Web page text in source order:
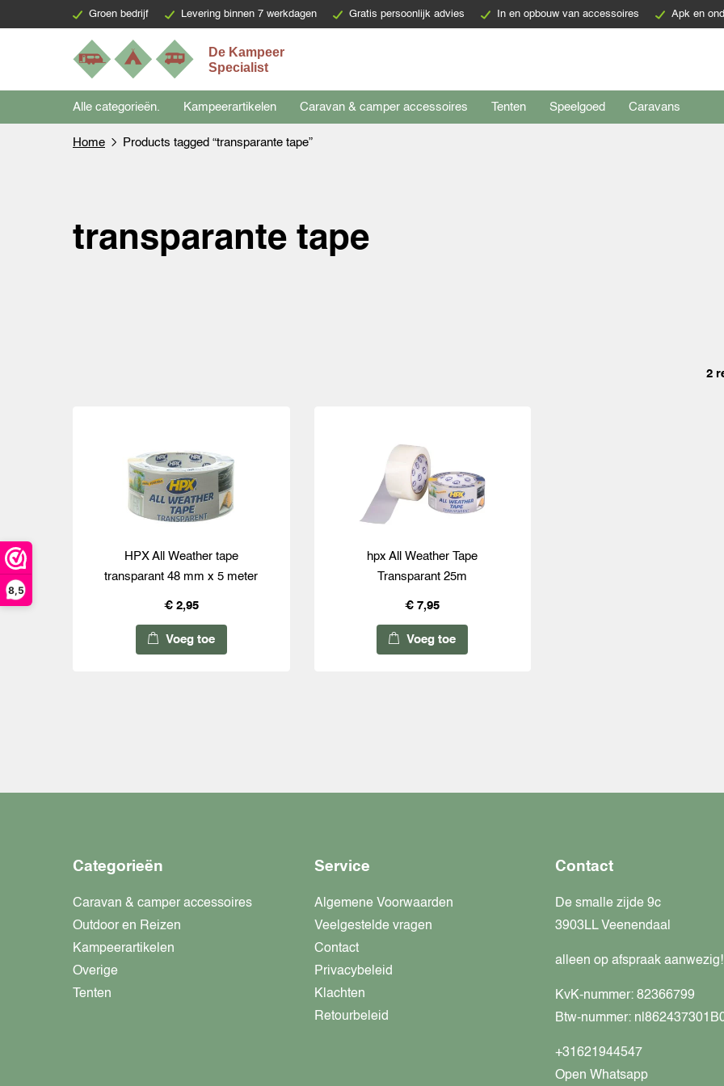
8,5
Groen bedrijf Levering binnen 7 werkdagen Gratis persoonlijk advies In en opbouw van accessoires Apk en
Alle categorieën. Kampeerartikelen Caravan & camper accessoires Tenten Speelgoed Caravans
Home Products tagged “transparante tape”
transparante tape
2
HPX All Weather tape
transparant 48 mm x 5 meter
€ 2,95
Voeg toe
hpx All Weather Tape
Transparant 25m
€ 7,95
Voeg toe
Categorieën
Caravan & camper accessoires
Outdoor en Reizen
Kampeerartikelen
Overige
Tenten
Service
Algemene Voorwaarden
Veelgestelde vragen
Contact
Privacybeleid
Klachten
Retourbeleid
Contact
De smalle zijde 9c
3903LL Veenendaal
alleen op afspraak aanwezig!
KvK-nummer: 82366799
Btw-nummer:
+31621944547
Open Whatsapp